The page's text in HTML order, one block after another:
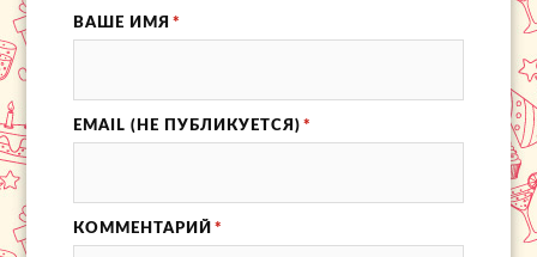
ВАШЕ ИМЯ *
EMAIL (НЕ ПУБЛИКУЕТСЯ) *
КОММЕНТАРИЙ *